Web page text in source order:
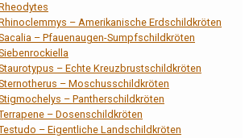
– Amerikanische Erdschildkröten
– Pfauenaugen-Sumpfschildkröten
– Echte Kreuzbrustschildkröten
– Moschusschildkröten
– Pantherschildkröten
– Dosenschildkröten
– Eigentliche Landschildkröten